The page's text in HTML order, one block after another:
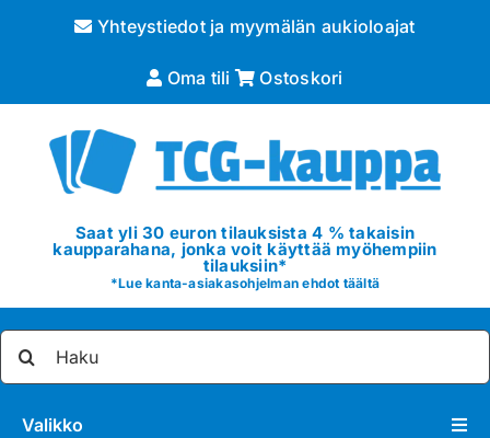
Yhteystiedot ja myymälän aukioloajat
Oma tili Ostoskori
Saat yli 30 euron tilauksista 4 % takaisin
kaupparahana, jonka voit käyttää myöhempiin
tilauksiin*
*Lue kanta-asiakasohjelman ehdot täältä
Valikko